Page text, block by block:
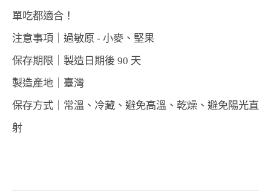
單吃都適合！
注意事項｜過敏原 - 小麥、堅果
保存期限｜製造日期後 90 天
製造產地｜臺灣
保存方式｜常溫、冷藏、避免高溫、乾燥、避免陽光直
射